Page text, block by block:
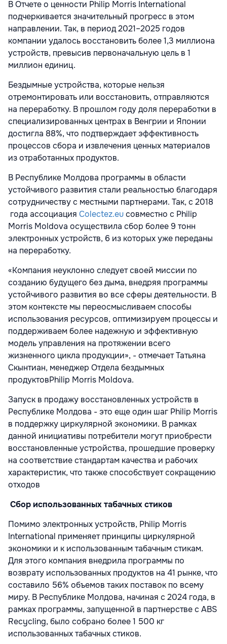
В Отчете о ценности Philip Morris International
подчеркивается значительный прогресс в этом
направлении. Так, в период 2021–2025 годов
компании удалось восстановить более 1,3 миллиона
устройств, превысив первоначальную цель в 1
миллион единиц.
Бездымные устройства, которые нельзя
отремонтировать или восстановить, отправляются
на переработку. В прошлом году доля переработки в
специализированных центрах в Венгрии и Японии
достигла 88%, что подтверждает эффективность
процессов сбора и извлечения ценных материалов
из отработанных продуктов.
В Республике Молдова программы в области
устойчивого развития стали реальностью благодаря
сотрудничеству с местными партнерами. Так, с 2018
года ассоциация Colectez.euсовместно с Philip
Morris Moldova осуществила сбор более 9 тонн
электронных устройств, 6 из которых уже переданы
на переработку.
«Компания неуклонно следует своей миссии по
созданию будущего без дыма, внедряя программы
устойчивого развития во все сферы деятельности. В
этом контексте мы переосмысливаем способы
использования ресурсов, оптимизируем процессы и
поддерживаем более надежную и эффективную
модель управления на протяжении всего
жизненного цикла продукции», - отмечает Татьяна
Скынтиан, менеджер Отдела бездымных
продуктовPhilip Morris Moldova.
Запуск в продажу восстановленных устройств в
Республике Молдова - это еще один шаг Philip Morris
в поддержку циркулярной экономики. В рамках
данной инициативы потребители могут приобрести
восстановленные устройства, прошедшие проверку
на соответствие стандартам качества и рабочих
характеристик, что также способствует сокращению
отходов
Сбор использованных табачных стиков
Помимо электронных устройств, Philip Morris
International применяет принципы циркулярной
экономики и к использованным табачным стикам.
Для этого компания внедрила программы по
возврату использованных продуктов на 41 рынке, что
составило 56% объемов таких поставок по всему
миру. В Республике Молдова, начиная с 2024 года, в
рамках программы, запущенной в партнерстве с ABS
Recycling, было собрано более 1 500 кг
использованных табачных стиков.